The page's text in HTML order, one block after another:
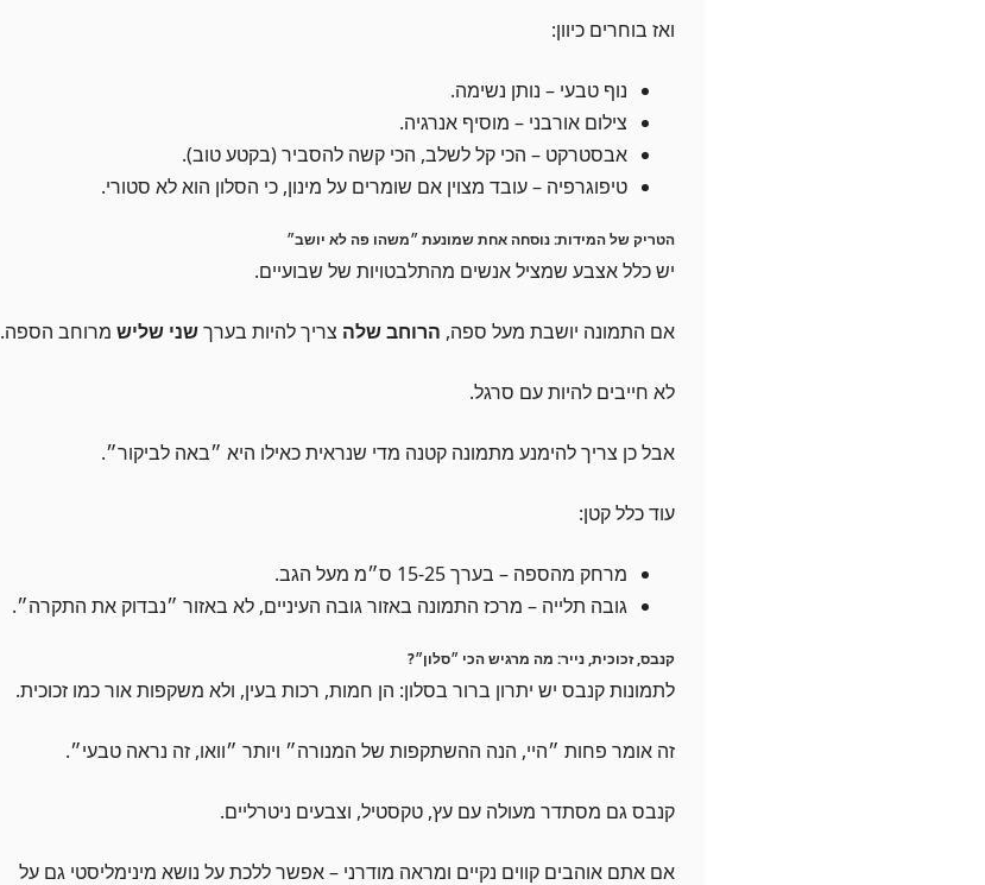
ואז בוחרים כיוון:
נוף טבעי – נותן נשימה.
צילום אורבני – מוסיף אנרגיה.
אבסטרקט – הכי קל לשלב, הכי קשה להסביר (בקטע טוב).
טיפוגרפיה – עובד מצוין אם שומרים על מינון, כי הסלון הוא לא סטורי.
הטריק של המידות: נוסחה אחת שמונעת ״משהו פה לא יושב״
יש כלל אצבע שמציל אנשים מהתלבטויות של שבועיים.
אם התמונה יושבת מעל ספה, הרוחב שלה צריך להיות בערךשני שליש מרוחב הספה.
לא חייבים להיות עם סרגל.
אבל כן צריך להימנע מתמונה קטנה מדי שנראית כאילו היא ״באה לביקור״.
עוד כלל קטן:
מרחק מהספה – בערך 15-25 ס״מ מעל הגב.
גובה תלייה – מרכז התמונה באזור גובה העיניים, לא באזור ״נבדוק את התקרה״.
קנבס, זכוכית, נייר: מה מרגיש הכי ״סלון״?
לתמונות קנבס יש יתרון ברור בסלון: הן חמות, רכות בעין, ולא משקפות אור כמו זכוכית.
זה אומר פחות ״היי, הנה ההשתקפות של המנורה״ ויותר ״וואו, זה נראה טבעי״.
קנבס גם מסתדר מעולה עם עץ, טקסטיל, וצבעים ניטרליים.
אם אתם אוהבים קווים נקיים ומראה מודרני – אפשר ללכת על נושא מינימליסטי גם על